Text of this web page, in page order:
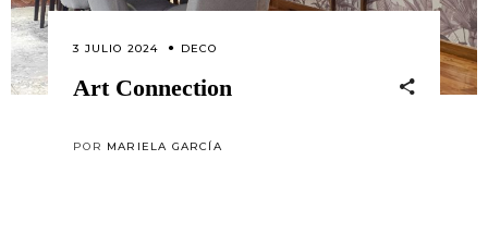
3 JULIO 2024 DECO
Art Connection
POR MARIELA GARCÍA